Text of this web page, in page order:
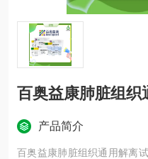
百奥益康肺脏组织
产品简介
百奥益康肺脏组织通用解离